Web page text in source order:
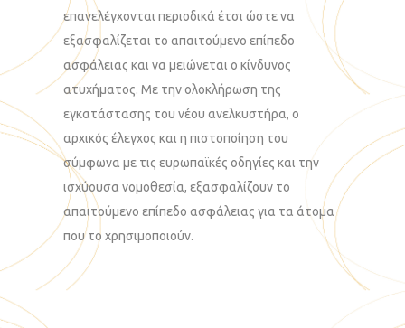
επανελέγχονται περιοδικά έτσι ώστε να
εξασφαλίζεται το απαιτούμενο επίπεδο
ασφάλειας και να μειώνεται ο κίνδυνος
ατυχήματος. Με την ολοκλήρωση της
εγκατάστασης του νέου ανελκυστήρα, ο
αρχικός έλεγχος και η πιστοποίηση του
σύμφωνα με τις ευρωπαϊκές οδηγίες και την
ισχύουσα νομοθεσία, εξασφαλίζουν το
απαιτούμενο επίπεδο ασφάλειας για τα άτομα
που το χρησιμοποιούν.